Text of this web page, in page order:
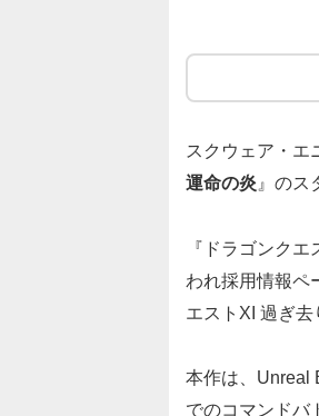
スクウェア・エ
運命の炎 』のス
『ドラゴンク
われ採用情報ペ
エストXI 過ぎ
本作は、Unreal
でのコマンドバ